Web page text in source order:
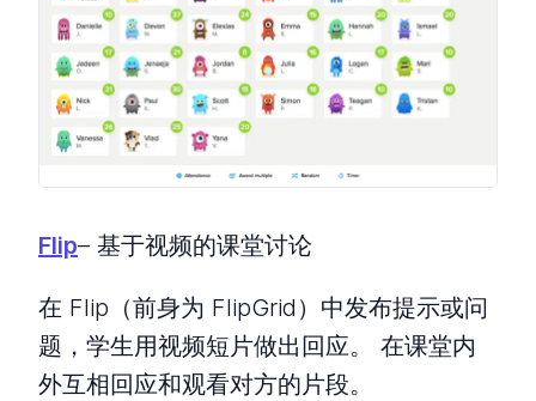
Flip– 基于视频的课堂讨论
在 Flip（前身为 FlipGrid）中发布提示或问
题，学生用视频短片做出回应。 在课堂内
外互相回应和观看对方的片段。